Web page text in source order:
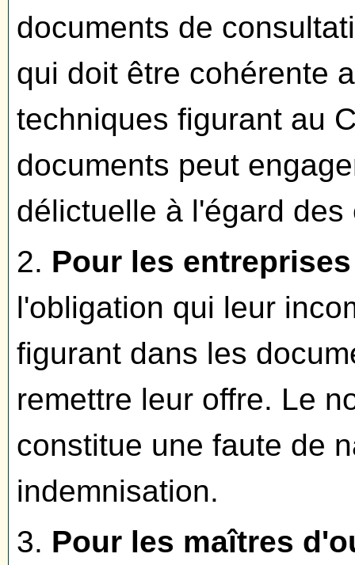
documents de
qui doit être cohérente
techniques figurant au
documents peut
délictuelle à l'égard
2. Pour les
l'obligation qui leur
figurant dans les
remettre leur offre. Le
constitue une faute de
indemnisation.
3. Pour les maîtres